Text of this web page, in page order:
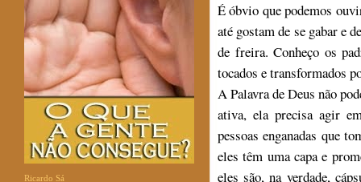
Ricardo Sá
É óbvio que podemos
até gostam de se gabar e
de freira. Conheço os
tocados e transformados
A Palavra de Deus não
ativa, ela precisa agir
pessoas enganadas que
eles têm uma capa e
eles são, na verdade,